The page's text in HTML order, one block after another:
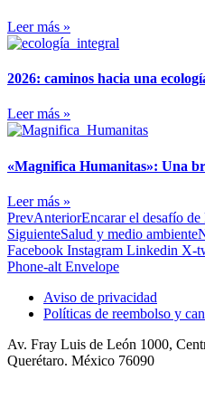
Leer más »
2026: caminos hacia una
Leer más »
«Magnifica Humanitas»: Una
Leer más »
PrevAnteriorEncarar el desafío
SiguienteSalud y medio ambiente
Facebook Instagram Linkedin X-
Phone-alt Envelope
Aviso de privacidad
Políticas de reembolso y
Av. Fray Luis de León 1000,
Querétaro. México 76090